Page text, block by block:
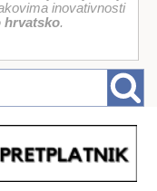
inovativnosti
hrvatsko.